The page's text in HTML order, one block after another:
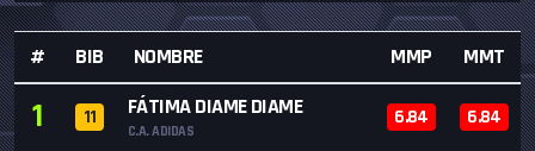
# BIB NOMBRE MMP MMT
1 11 FÁTIMA DIAME DIAME
C.A. ADIDAS
6.84 6.84